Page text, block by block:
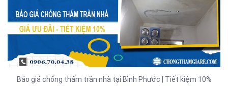
Báo giá chống thấm trần nhà tại Bình Phước | Tiết kiệm 10%